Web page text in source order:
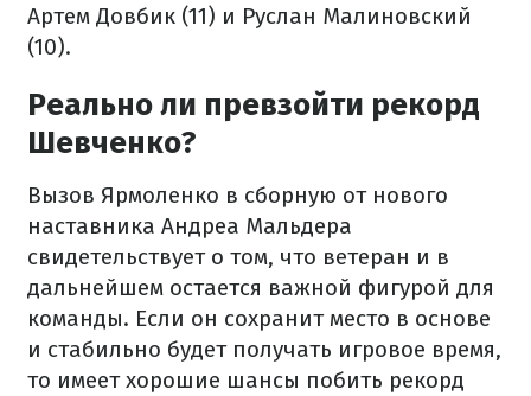
Артем Довбик (11) и Руслан Малиновский
(10).
Реально ли превзойти рекорд
Шевченко?
Вызов Ярмоленко в сборную от нового
наставника Андреа Мальдера
свидетельствует о том, что ветеран и в
дальнейшем остается важной фигурой для
команды. Если он сохранит место в основе
и стабильно будет получать игровое время,
то имеет хорошие шансы побить рекорд